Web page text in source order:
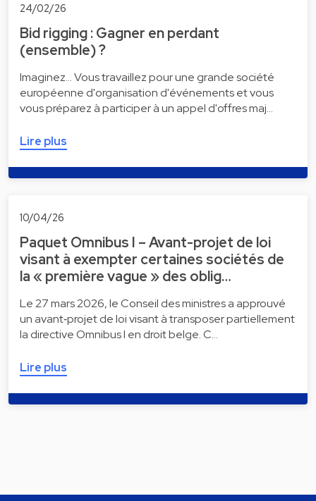
24/02/26
Bid rigging : Gagner en perdant
(ensemble) ?
Imaginez... Vous travaillez pour une grande société
européenne d'organisation d'événements et vous
vous préparez à participer à un appel d'offres maj…
Lire plus
10/04/26
Paquet Omnibus I – Avant-projet de loi
visant à exempter certaines sociétés de
la « première vague » des oblig…
Le 27 mars 2026, le Conseil des ministres a approuvé
un avant‑projet de loi visant à transposer partiellement
la directive Omnibus I en droit belge. C…
Lire plus